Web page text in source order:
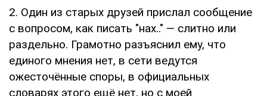
2. Один из старых друзей прислал сообщение
с вопросом, как писать "нах.." — слитно или
раздельно. Грамотно разъяснил ему, что
единого мнения нет, в сети ведутся
ожесточённые споры, в официальных
словарях этого ещё нет, но с моей